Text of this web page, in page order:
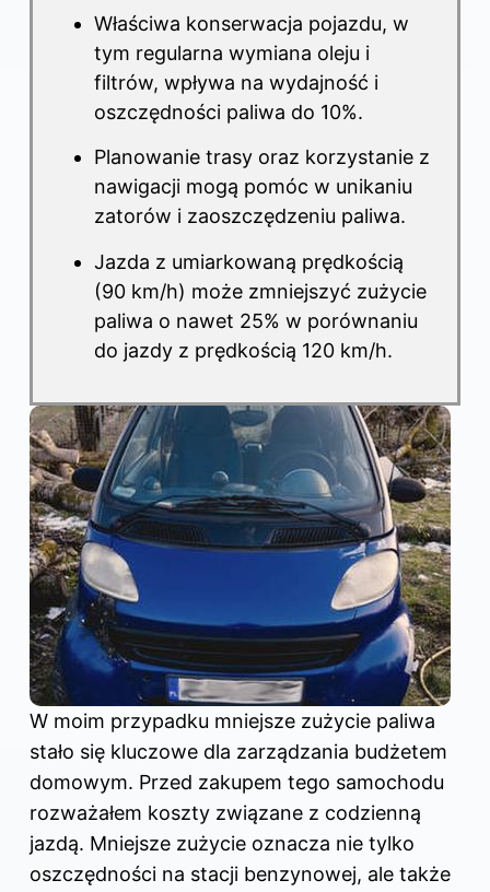
Właściwa konserwacja pojazdu, w
tym regularna wymiana oleju i
filtrów, wpływa na wydajność i
oszczędności paliwa do 10%.
Planowanie trasy oraz korzystanie z
nawigacji mogą pomóc w unikaniu
zatorów i zaoszczędzeniu paliwa.
Jazda z umiarkowaną prędkością
(90 km/h) może zmniejszyć zużycie
paliwa o nawet 25% w porównaniu
do jazdy z prędkością 120 km/h.
W moim przypadku mniejsze zużycie paliwa
stało się kluczowe dla zarządzania budżetem
domowym. Przed zakupem tego samochodu
rozważałem koszty związane z codzienną
jazdą. Mniejsze zużycie oznacza nie tylko
oszczędności na stacji benzynowej, ale także